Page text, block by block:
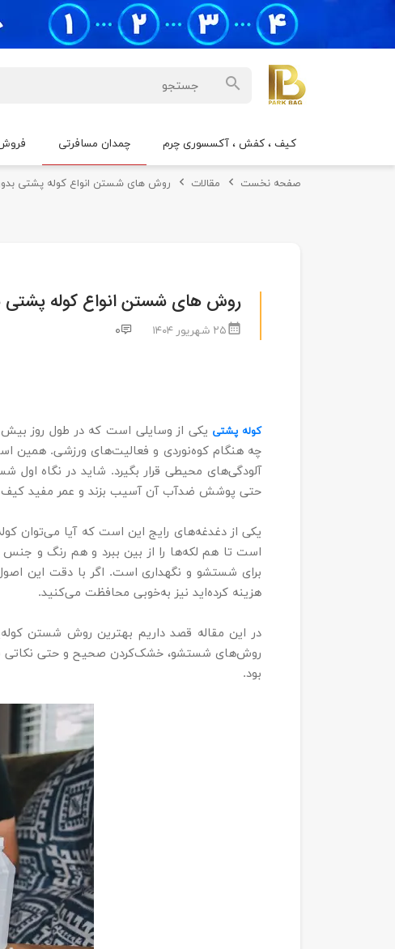
کیف ، کفش ، آکسسوری چرم چمدان مسافرتی
صفحه نخست مقالات روش های شستن انواع کوله پشتی
روش های شستن انواع کوله
۲۵ شهریور ۱۴۰۴ ۰
کوله‌ پشتی یکی از وسایلی است که در طول روز بیش
چه هنگام کوه‌نوردی و فعالیت‌های ورزشی. همین
آلودگی‌های محیطی قرار بگیرد. شاید در نگاه
حتی پوشش ضدآب آن آسیب بزند و عمر مفید
یکی از دغدغه‌های رایج این است که آیا می‌توان
است تا هم لکه‌ها را از بین ببرد و هم رنگ و
برای شستشو و نگهداری است. اگر با دقت این
هزینه کرده‌اید نیز به‌خوبی محافظت می‌کنید.
در این مقاله قصد داریم بهترین روش شستن
روش‌های شستشو، خشک‌کردن صحیح و حتی نکاتی برای
بود.